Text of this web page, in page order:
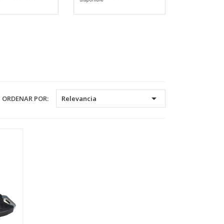
×
ORDENAR POR: Relevancia 